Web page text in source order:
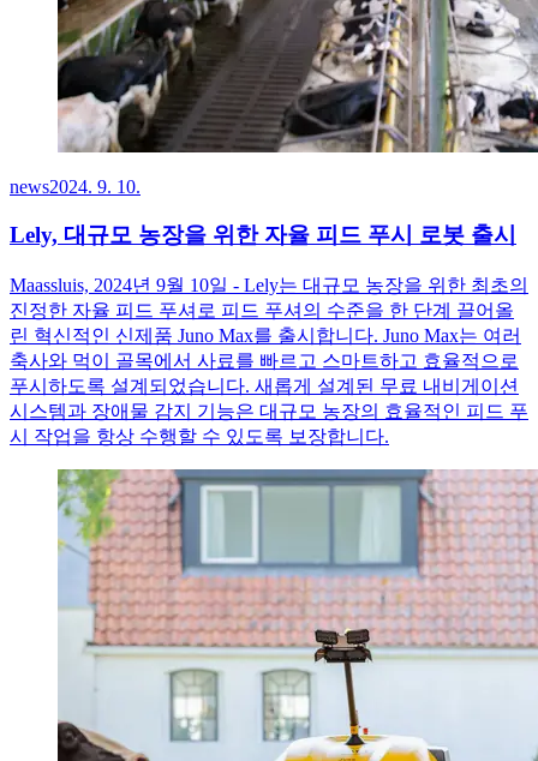
news2024. 9. 10.
Lely, 대규모 농장을 위한 자율 피드 푸시 로봇 출시
Maassluis, 2024년 9월 10일 - Lely는 대규모 농장을 위한 최초의
진정한 자율 피드 푸셔로 피드 푸셔의 수준을 한 단계 끌어올
린 혁신적인 신제품 Juno Max를 출시합니다. Juno Max는 여러
축사와 먹이 골목에서 사료를 빠르고 스마트하고 효율적으로
푸시하도록 설계되었습니다. 새롭게 설계된 무료 내비게이션
시스템과 장애물 감지 기능은 대규모 농장의 효율적인 피드 푸
시 작업을 항상 수행할 수 있도록 보장합니다.